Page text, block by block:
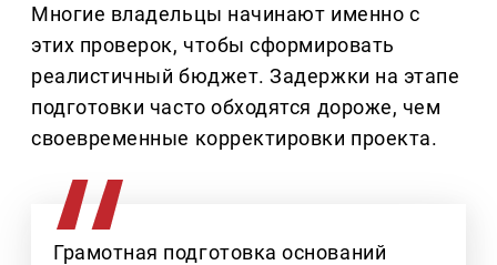
Многие владельцы начинают именно с
этих проверок, чтобы сформировать
реалистичный бюджет. Задержки на этапе
подготовки часто обходятся дороже, чем
своевременные корректировки проекта.
Грамотная подготовка оснований